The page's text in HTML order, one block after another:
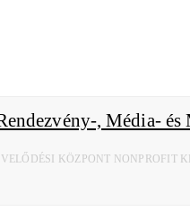
KÖZPONT NONPROFIT